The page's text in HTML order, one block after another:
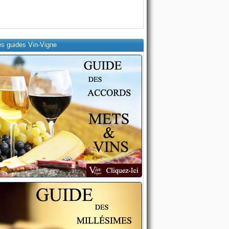
guides Vin-Vigne